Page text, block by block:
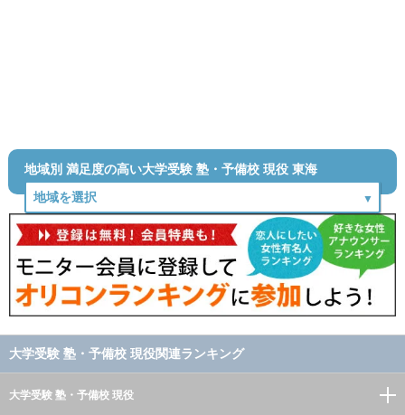
地域別 満足度の高い大学受験 塾・予備校 現役 東海
大学受験 塾・予備校 現役関連ランキング
大学受験 塾・予備校 現役